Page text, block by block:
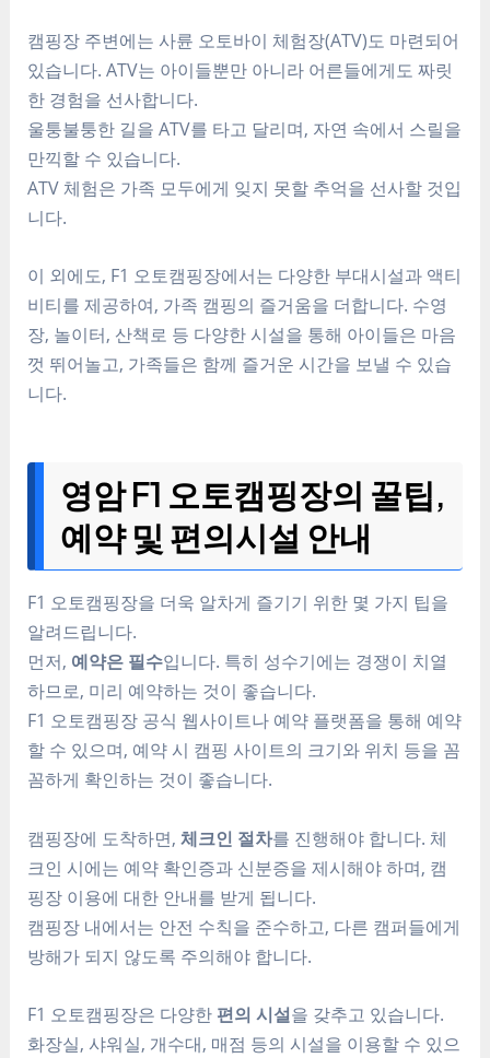
캠핑장 주변에는 사륜 오토바이 체험장(ATV)도 마련되어
있습니다. ATV는 아이들뿐만 아니라 어른들에게도 짜릿
한 경험을 선사합니다.
울퉁불퉁한 길을 ATV를 타고 달리며, 자연 속에서 스릴을
만끽할 수 있습니다.
ATV 체험은 가족 모두에게 잊지 못할 추억을 선사할 것입
니다.
이 외에도, F1 오토캠핑장에서는 다양한 부대시설과 액티
비티를 제공하여, 가족 캠핑의 즐거움을 더합니다. 수영
장, 놀이터, 산책로 등 다양한 시설을 통해 아이들은 마음
껏 뛰어놀고, 가족들은 함께 즐거운 시간을 보낼 수 있습
니다.
영암 F1 오토캠핑장의 꿀팁,
예약 및 편의시설 안내
F1 오토캠핑장을 더욱 알차게 즐기기 위한 몇 가지 팁을
알려드립니다.
먼저, 예약은 필수입니다. 특히 성수기에는 경쟁이 치열
하므로, 미리 예약하는 것이 좋습니다.
F1 오토캠핑장 공식 웹사이트나 예약 플랫폼을 통해 예약
할 수 있으며, 예약 시 캠핑 사이트의 크기와 위치 등을 꼼
꼼하게 확인하는 것이 좋습니다.
캠핑장에 도착하면,체크인 절차를 진행해야 합니다. 체
크인 시에는 예약 확인증과 신분증을 제시해야 하며, 캠
핑장 이용에 대한 안내를 받게 됩니다.
캠핑장 내에서는 안전 수칙을 준수하고, 다른 캠퍼들에게
방해가 되지 않도록 주의해야 합니다.
F1 오토캠핑장은 다양한 편의 시설을 갖추고 있습니다.
화장실, 샤워실, 개수대, 매점 등의 시설을 이용할 수 있으